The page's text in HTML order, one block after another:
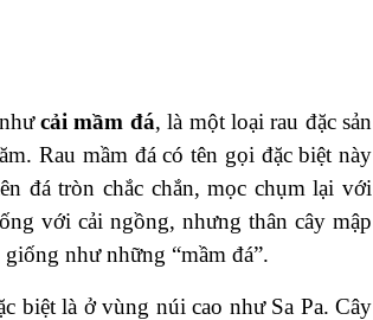
nhưcải mầm đá, là một loại rau đặc sản
Rau mầm đá có tên gọi đặc biệt này
đá tròn chắc chắn, mọc chụm lại với
với cải ngồng, nhưng thân cây mập
như những “mầm đá”.
biệt là ở vùng núi cao như Sa Pa. Cây